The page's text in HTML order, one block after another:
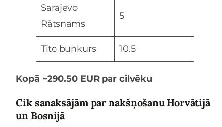
Sarajevo
Rātsnams
5
Tito bunkurs 10.5
Kopā ~290.50 EUR par cilvēku
Cik sanaksājām par nakšņošanu Horvātijā
un Bosnijā